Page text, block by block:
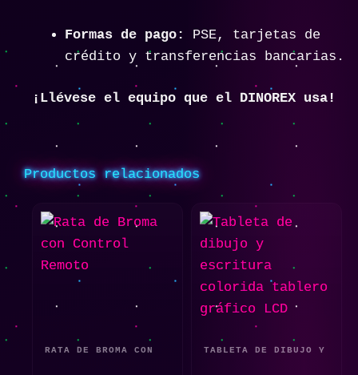
Formas de pago:
PSE, tarjetas de
crédito y transferencias bancarias.
¡Llévese el equipo que el DINOREX usa!
Productos relacionados
RATA DE BROMA CON TABLETA DE DIBUJO Y